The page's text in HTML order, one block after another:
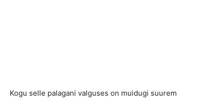
Kogu selle palagani valguses on muidugi suurem